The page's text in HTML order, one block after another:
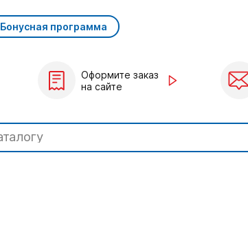
Бонусная программа
Оформите заказ
на сайте